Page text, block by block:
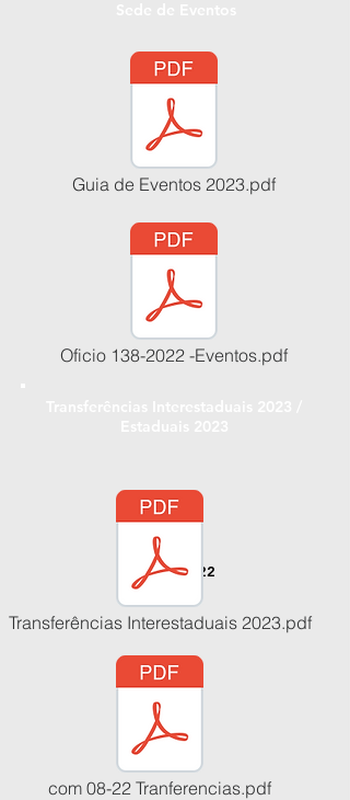
19/12/2022
Guia de Eventos 2023.pdf
Oficio 138-2022 -Eventos.pdf
22/12/2022
Transferências Interestaduais 2023.pdf
com 08-22 Tranferencias.pdf